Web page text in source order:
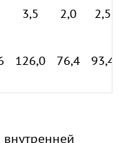
3,5 2,0 2,5
126,0 76,4 93,4